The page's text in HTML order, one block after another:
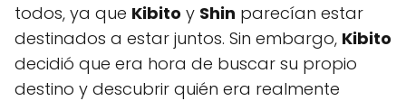
todos, ya que Kibito y Shin parecían estar
destinados a estar juntos. Sin embargo, Kibito
decidió que era hora de buscar su propio
destino y descubrir quién era realmente